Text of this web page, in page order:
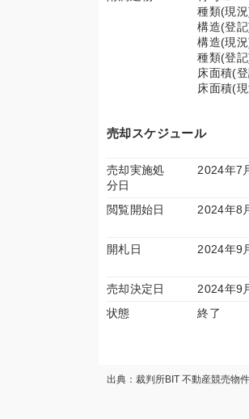
種類(現
構造(登
構造(現
種類(登
床面積(
床面積(
売却スケジュール
売却実施処
分日
2024年7
閲覧開始日 2024年8
開札日
2024年9
売却決定日 2024年9
状態
終了
出典：裁判所BIT 不動産競売物